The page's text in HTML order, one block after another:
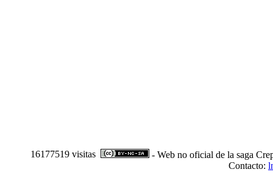
16177519 visitas
- Web no oficial de la saga
Contacto: